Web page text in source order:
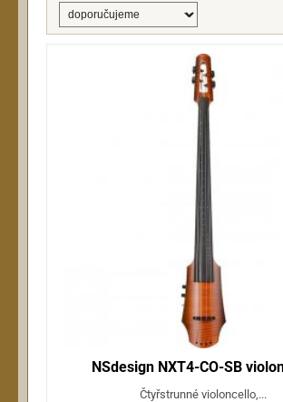
NSdesign NXT4-CO-SB
Čtyřstrunné violoncello,...